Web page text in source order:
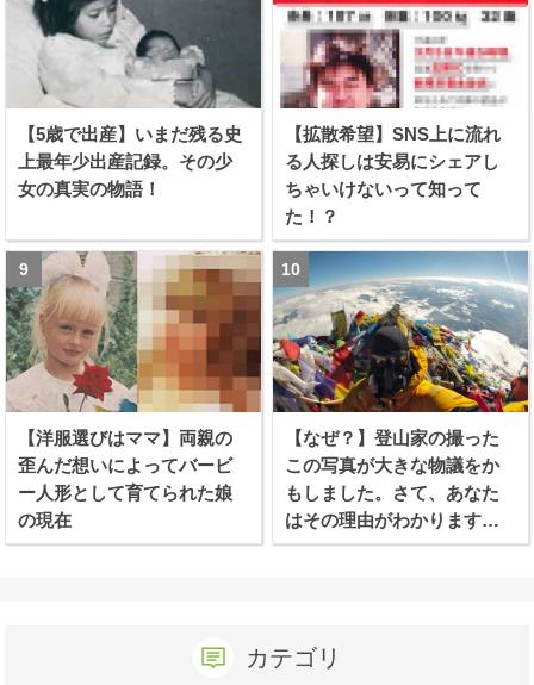
【5歳で出産】いまだ残る史
上最年少出産記録。その少
女の真実の物語！
【拡散希望】SNS上に流れ
る人探しは安易にシェアし
ちゃいけないって知って
た！？
【洋服選びはママ】両親の
歪んだ想いによってバービ
ー人形として育てられた娘
の現在
【なぜ？】登山家の撮った
この写真が大きな物議をか
もしました。さて、あなた
はその理由がわかります
か？
カテゴリ